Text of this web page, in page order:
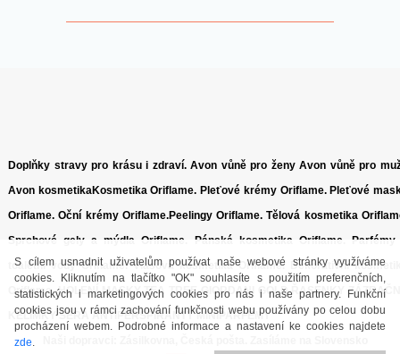
S cílem usnadnit uživatelům používat naše webové stránky využíváme
cookies. Kliknutím na tlačítko "OK" souhlasíte s použitím preferenčních,
statistických i marketingových cookies pro nás i naše partnery. Funkční
cookies jsou v rámci zachování funkčnosti webu používány po celou dobu
procházení webem. Podrobné informace a nastavení ke cookies najdete
zde.
Doplňky stravy pro krásu i zdraví.Avon vůně pro ženy Avon vůně pro
Avon kosmetikaKosmetika Oriflame. Pleťové krémy Oriflame. Pleťové
Oriflame. Oční krémy Oriflame.Peelingy Oriflame. Tělová kosmetika
Sprchové gely a mýdla Oriflame.
Pánská kosmetika Oriflame.
Parfémy
toaletní vody Oriflame. Vlasová kosmetika Oriflame.
Dekorativní
Oriflame. HOLENÍ MASKY TEA TREE GIORDANI GOLD ŘASENKY
KELÍMKY SÉRA ANTIPERSPIRANTY MINIPARFÉMY